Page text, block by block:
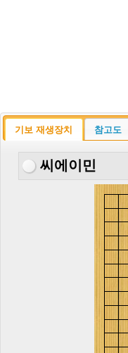
기보 재생장치 참고도
씨에이민